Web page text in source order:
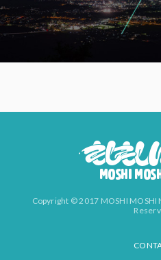
Copyright © 2017 MOSHI MOSHI